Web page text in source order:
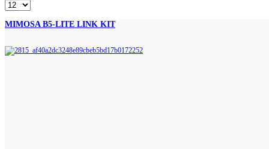
MIMOSA B5-LITE LINK KIT